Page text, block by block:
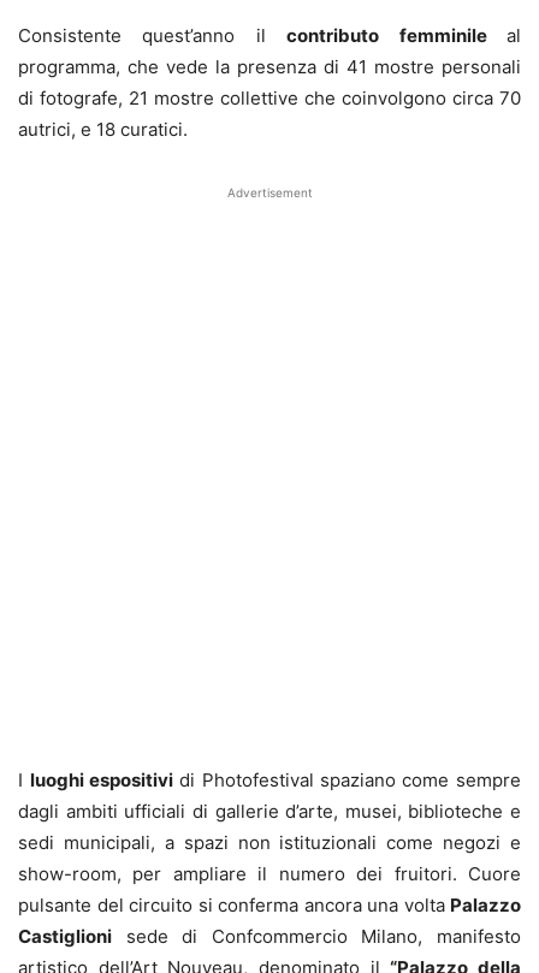
Consistente quest’anno ilcontributo femminileal
programma, che vede la presenza di 41 mostre personali
di fotografe, 21 mostre collettive che coinvolgono circa 70
autrici, e 18 curatici.
Advertisement
I luoghi espositividi Photofestival spaziano come sempre
dagli ambiti ufficiali di gallerie d’arte, musei, biblioteche e
sedi municipali, a spazi non istituzionali come negozi e
show-room, per ampliare il numero dei fruitori. Cuore
pulsante del circuito si conferma ancora una volta Palazzo
Castiglioni sede di Confcommercio Milano, manifesto
artistico dell’Art Nouveau, denominato il“Palazzo della